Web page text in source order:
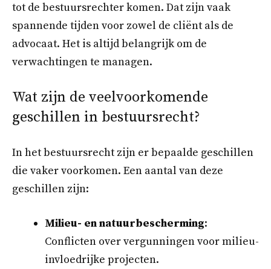
tot de bestuursrechter komen. Dat zijn vaak
spannende tijden voor zowel de cliënt als de
advocaat. Het is altijd belangrijk om de
verwachtingen te managen.
Wat zijn de veelvoorkomende
geschillen in bestuursrecht?
In het bestuursrecht zijn er bepaalde geschillen
die vaker voorkomen. Een aantal van deze
geschillen zijn:
Milieu- en natuurbescherming:
Conflicten over vergunningen voor milieu-
invloedrijke projecten.